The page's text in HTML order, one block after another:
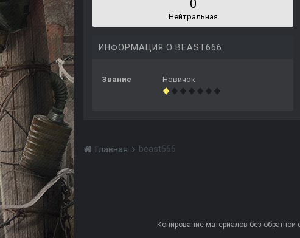
0
Нейтральная
ИНФОРМАЦИЯ О BEAST666
Звание Новичок
Главная beast666
Копирование материалов без обратной